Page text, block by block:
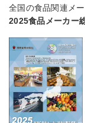
全国の食品関連メ
2025食品メーカー